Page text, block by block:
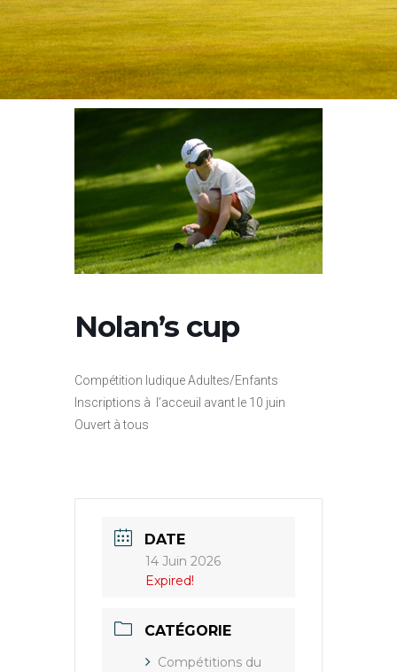
Nolan’s cup
Compétition ludique Adultes/Enfants
Inscriptions à l’acceuil avant le 10 juin
Ouvert à tous
DATE
14 Juin 2026
Expired!
CATÉGORIE
Compétitions du